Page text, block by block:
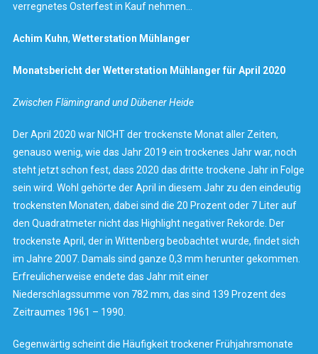
verregnetes Osterfest in Kauf nehmen…
Achim Kuhn, Wetterstation Mühlanger
Monatsbericht der Wetterstation Mühlanger für April 2020
Zwischen Flämingrand und Dübener Heide
Der April 2020 war NICHT der trockenste Monat aller Zeiten,
genauso wenig, wie das Jahr 2019 ein trockenes Jahr war, noch
steht jetzt schon fest, dass 2020 das dritte trockene Jahr in Folge
sein wird. Wohl gehörte der April in diesem Jahr zu den eindeutig
trockensten Monaten, dabei sind die 20 Prozent oder 7 Liter auf
den Quadratmeter nicht das Highlight negativer Rekorde. Der
trockenste April, der in Wittenberg beobachtet wurde, findet sich
im Jahre 2007. Damals sind ganze 0,3 mm herunter gekommen.
Erfreulicherweise endete das Jahr mit einer
Niederschlagssumme von 782 mm, das sind 139 Prozent des
Zeitraumes 1961 – 1990.
Gegenwärtig scheint die Häufigkeit trockener Frühjahrsmonate